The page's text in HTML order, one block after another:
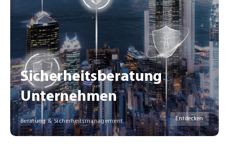
Sicherheitsberatung
Unternehmen
Beratung & Sicherheitsmanagement Entdecken